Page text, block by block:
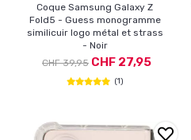
Coque Samsung Galaxy Z
Fold5 - Guess monogramme
similicuir logo métal et strass
- Noir
CHF 39,95 CHF 27,95
(1)